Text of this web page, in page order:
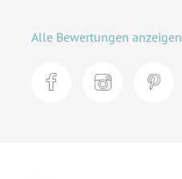
Alle Bewertungen anzeigen